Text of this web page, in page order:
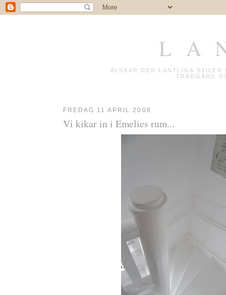
L A
ÄLSKAR DEN LANTLIGA STILEN
TRÄDGÅRD
FREDAG 11 APRIL 2008
Vi kikar in i Emelies rum...